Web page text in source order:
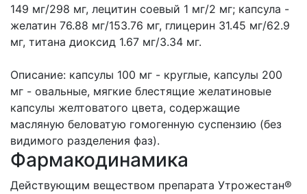
149 мг/298 мг, лецитин соевый 1 мг/2 мг; капсула -
желатин 76.88 мг/153.76 мг, глицерин 31.45 мг/62.9
мг, титана диоксид 1.67 мг/3.34 мг.
Описание: капсулы 100 мг - круглые, капсулы 200
мг - овальные, мягкие блестящие желатиновые
капсулы желтоватого цвета, содержащие
масляную беловатую гомогенную суспензию (без
видимого разделения фаз).
Фармакодинамика
Действующим веществом препарата Утрожестан®